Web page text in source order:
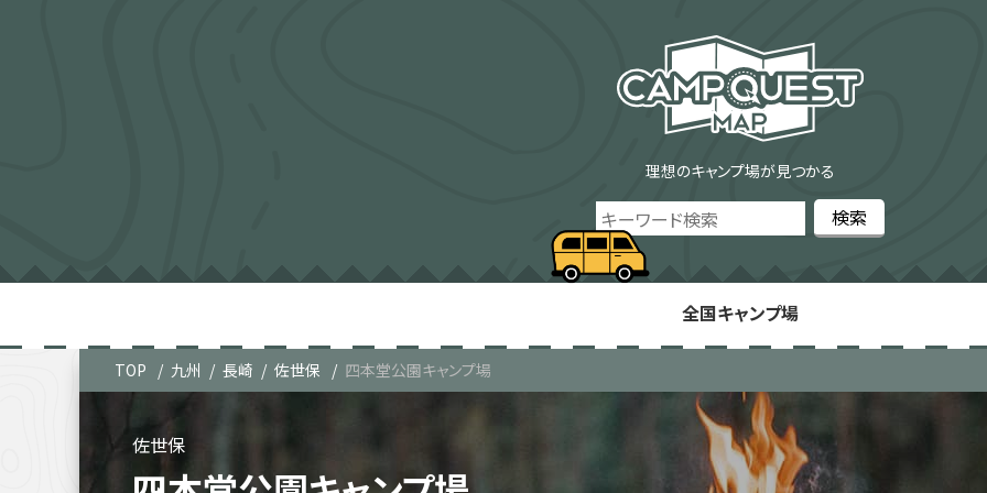
理想のキャンプ場が見つかる
全国キャンプ場
TOP 九州 長崎 佐世保 四本堂公園キャンプ場
佐世保